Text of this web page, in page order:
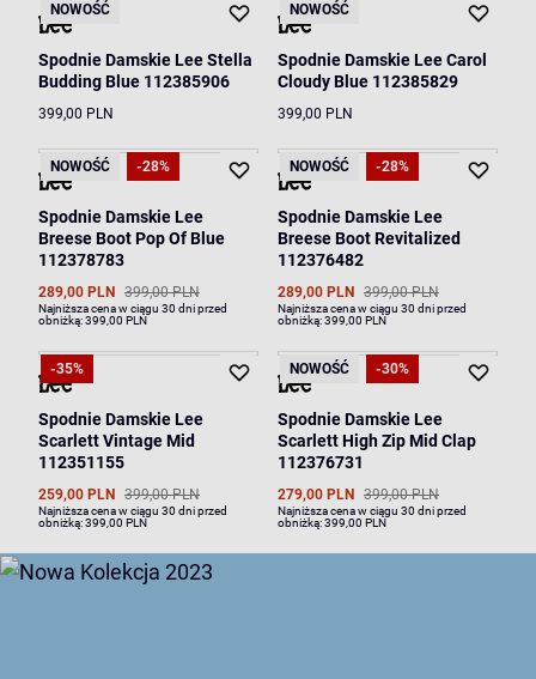
NOWOŚĆ
Spodnie Damskie Lee Stella
Budding Blue 112385906
399,00 PLN
NOWOŚĆ
Spodnie Damskie Lee Carol
Cloudy Blue 112385829
399,00 PLN
NOWOŚĆ -28%
Spodnie Damskie Lee
Breese Boot Pop Of Blue
112378783
289,00 PLN 399,00 PLN
Najniższa cena w ciągu 30 dni przed
obniżką:399,00 PLN
NOWOŚĆ -28%
Spodnie Damskie Lee
Breese Boot Revitalized
112376482
289,00 PLN 399,00 PLN
Najniższa cena w ciągu 30 dni przed
obniżką:399,00 PLN
-35%
Spodnie Damskie Lee
Scarlett Vintage Mid
112351155
259,00 PLN 399,00 PLN
Najniższa cena w ciągu 30 dni przed
obniżką:399,00 PLN
NOWOŚĆ -30%
Spodnie Damskie Lee
Scarlett High Zip Mid Clap
112376731
279,00 PLN 399,00 PLN
Najniższa cena w ciągu 30 dni przed
obniżką:399,00 PLN